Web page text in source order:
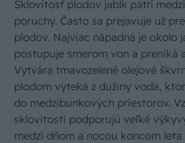
Sklovitosť plodov jabĺk patrí
poruchy. Často sa prejavuje už
plodov. Najviac nápadná je okolo
postupuje smerom von a preniká
Vytvára tmavozelené olejové
plodom vyteká z dužiny voda,
do medzibunkových priestorov.
sklovitosti podporujú veľké
medzi dňom a nocou koncom